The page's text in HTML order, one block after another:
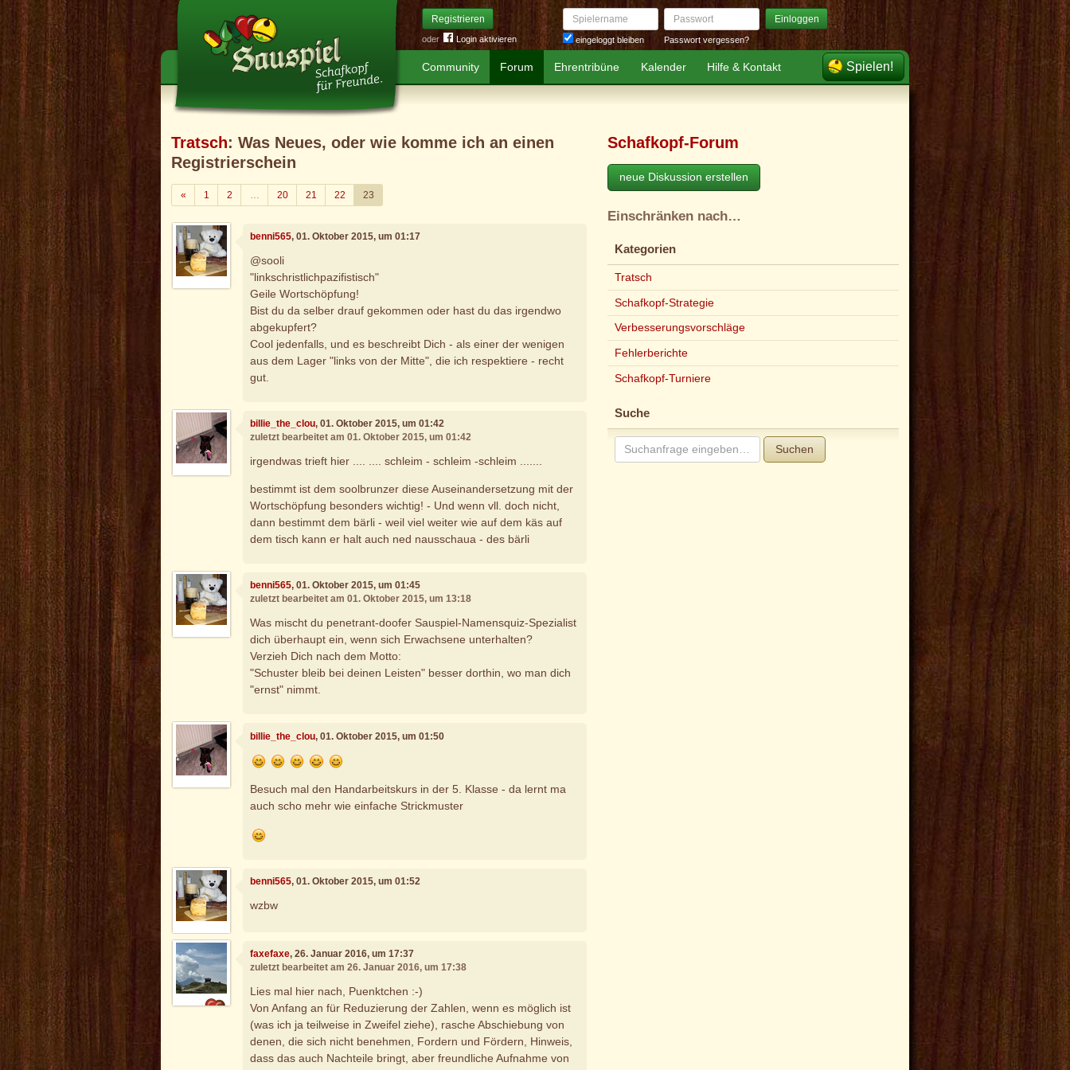
Registrieren
oder Login aktivieren
Spielername
eingeloggt bleiben
Passwort Einloggen
Passwort vergessen?
Community Forum Ehrentribüne Kalender Hilfe & Kontakt Spielen!
Tratsch: Was Neues, oder wie komme ich an einen
Registrierschein
«Zurück
1 2 … 20 21 22 23
benni565, 01. Oktober 2015, um 01:17
@sooli
"linkschristlichpazifistisch"
Geile Wortschöpfung!
Bist du da selber drauf gekommen oder hast du das irgendwo
abgekupfert?
Cool jedenfalls, und es beschreibt Dich - als einer der wenigen
aus dem Lager "links von der Mitte", die ich respektiere - recht
gut.
billie_the_clou, 01. Oktober 2015, um 01:42
zuletzt bearbeitet am 01. Oktober 2015, um 01:42
irgendwas trieft hier .... .... schleim - schleim -schleim .......
bestimmt ist dem soolbrunzer diese Auseinandersetzung mit der
Wortschöpfung besonders wichtig! - Und wenn vll. doch nicht,
dann bestimmt dem bärli - weil viel weiter wie auf dem käs auf
dem tisch kann er halt auch ned nausschaua - des bärli
benni565, 01. Oktober 2015, um 01:45
zuletzt bearbeitet am 01. Oktober 2015, um 13:18
Was mischt du penetrant-doofer Sauspiel-Namensquiz-Spezialist
dich überhaupt ein, wenn sich Erwachsene unterhalten?
Verzieh Dich nach dem Motto:
"Schuster bleib bei deinen Leisten" besser dorthin, wo man dich
"ernst" nimmt.
billie_the_clou, 01. Oktober 2015, um 01:50
Besuch mal den Handarbeitskurs in der 5. Klasse - da lernt ma
auch scho mehr wie einfache Strickmuster
benni565, 01. Oktober 2015, um 01:52
wzbw
faxefaxe, 26. Januar 2016, um 17:37
zuletzt bearbeitet am 26. Januar 2016, um 17:38
Lies mal hier nach, Puenktchen :-)
Von Anfang an für Reduzierung der Zahlen, wenn es möglich ist
(was ich ja teilweise in Zweifel ziehe), rasche Abschiebung von
denen, die sich nicht benehmen, Fordern und Fördern, Hinweis,
dass das auch Nachteile bringt, aber freundliche Aufnahme von
Schafkopf-Forum
neue Diskussion erstellen
Einschränken nach…
Kategorien
Tratsch
Schafkopf-Strategie
Verbesserungsvorschläge
Fehlerberichte
Schafkopf-Turniere
Suche
Suchen